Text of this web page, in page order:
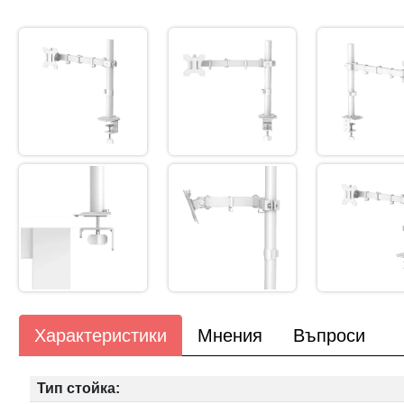
Характеристики Мнения Въпроси
Тип стойка: